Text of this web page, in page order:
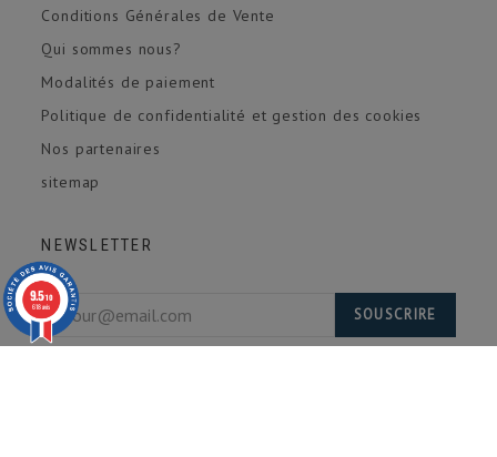
Conditions Générales de Vente
Qui sommes nous?
Modalités de paiement
Politique de confidentialité et gestion des cookies
Nos partenaires
sitemap
NEWSLETTER
SOUSCRIRE
9.5/10
618 avis